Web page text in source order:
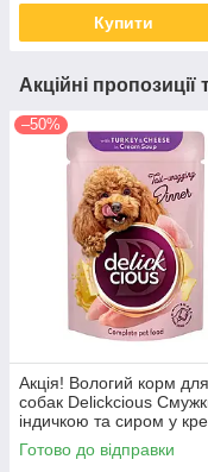
Купити
Акційні пропозиції
–50%
Акція! Вологий корм для
собак Delickcious
індичкою та сиром у
супі 85 гр 12 шт
Готово до відправки